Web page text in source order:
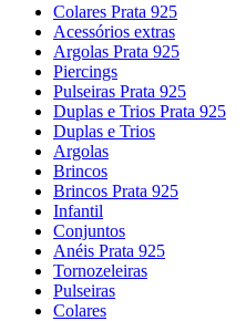
Colares Prata 925
Acessórios extras
Argolas Prata 925
Piercings
Pulseiras Prata 925
Duplas e Trios Prata 925
Duplas e Trios
Argolas
Brincos
Brincos Prata 925
Infantil
Conjuntos
Anéis Prata 925
Tornozeleiras
Pulseiras
Colares